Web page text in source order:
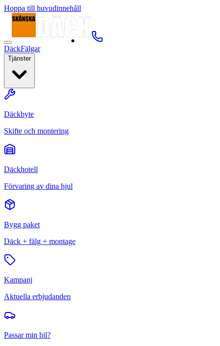
Hoppa till huvudinnehåll
DäckFälgar
Tjänster
Däckbyte
Skifte och montering
Däckhotell
Förvaring av dina hjul
Bygg paket
Däck + fälg + montage
Kampanj
Aktuella erbjudanden
Passar min bil?